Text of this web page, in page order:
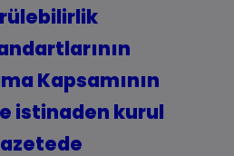
Kapsamının
istinaden kurul